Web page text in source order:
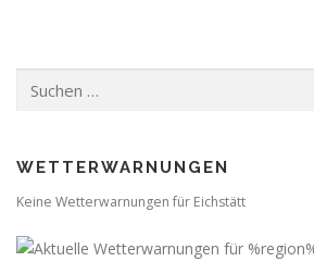
nach:
WETTERWARNUNGEN
Keine Wetterwarnungen für Eichstätt